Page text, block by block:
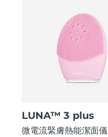
LUNA™ 3 plus
微電流緊膚熱能潔面儀